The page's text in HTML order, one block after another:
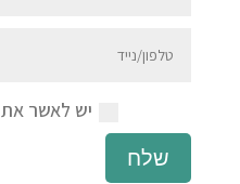
יש לאשר את
שלח